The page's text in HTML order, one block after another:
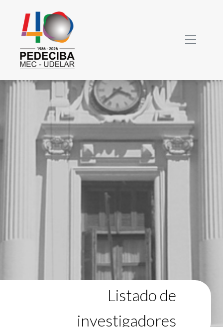
Listado de
investigadores